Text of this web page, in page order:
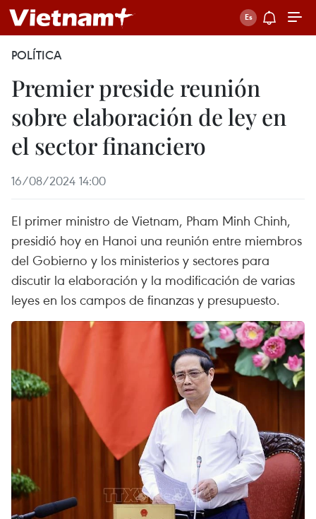
POLÍTICA
Premier preside reunión
sobre elaboración de ley en
el sector financiero
16/08/2024 14:00
El primer ministro de Vietnam, Pham Minh Chinh,
presidió hoy en Hanoi una reunión entre miembros
del Gobierno y los ministerios y sectores para
discutir la elaboración y la modificación de varias
leyes en los campos de finanzas y presupuesto.